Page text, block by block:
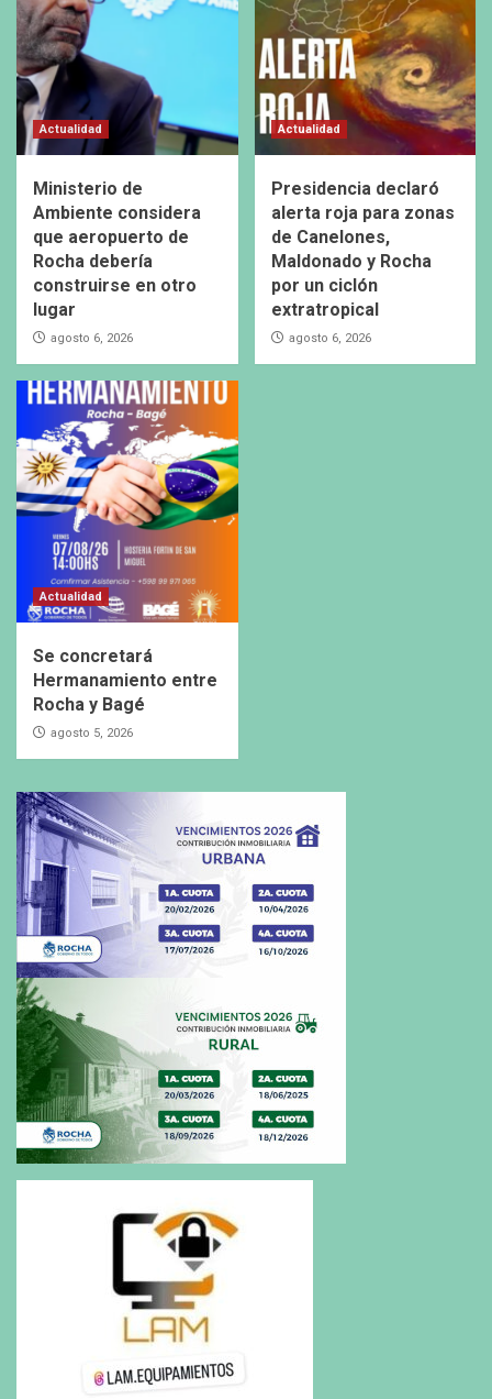
Actualidad
Ministerio de
Ambiente considera
que aeropuerto de
Rocha debería
construirse en otro
lugar
agosto 6, 2026
Actualidad
Presidencia declaró
alerta roja para zonas
de Canelones,
Maldonado y Rocha
por un ciclón
extratropical
agosto 6, 2026
Actualidad
Se concretará
Hermanamiento entre
Rocha y Bagé
agosto 5, 2026